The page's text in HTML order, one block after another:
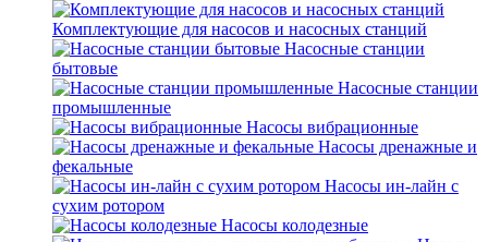
Комплектующие для насосов и насосных станций
Насосные станции
бытовые
Насосные станции
промышленные
Насосы вибрационные
Насосы дренажные и
фекальные
Насосы ин-лайн с
сухим ротором
Насосы колодезные